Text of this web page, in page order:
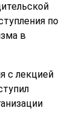
по
в
с лекцией